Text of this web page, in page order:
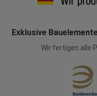
Exklusive
Wir fertigen alle